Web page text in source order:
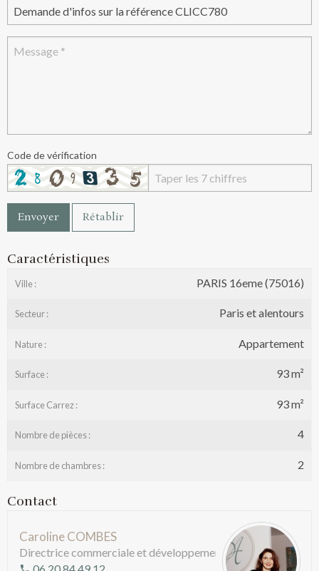
Code de vérification
Envoyer Rétablir
Caractéristiques
Ville : PARIS 16eme (75016)
Secteur : Paris et alentours
Nature : Appartement
Surface : 93 m²
Surface Carrez : 93 m²
Nombre de pièces : 4
Nombre de chambres : 2
Contact
Caroline COMBES
Directrice commerciale et développement